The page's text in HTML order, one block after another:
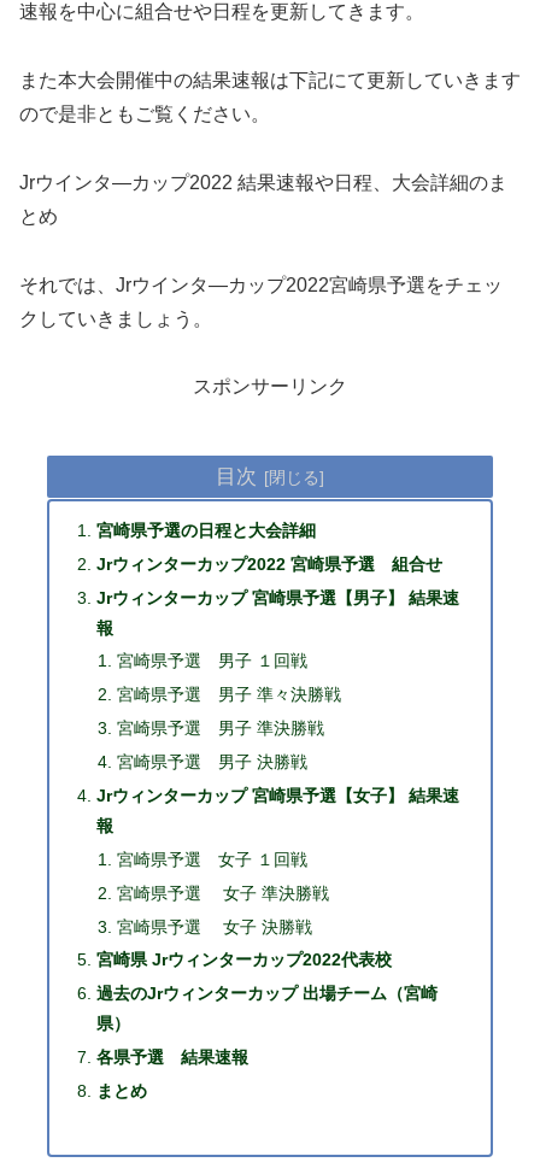
速報を中心に組合せや日程を更新してきます。
また本大会開催中の結果速報は下記にて更新していきます
ので是非ともご覧ください。
Jrウインタ―カップ2022 結果速報や日程、大会詳細のま
とめ
それでは、Jrウインタ―カップ2022宮崎県予選をチェッ
クしていきましょう。
スポンサーリンク
目次
宮崎県予選の日程と大会詳細
Jrウィンターカップ2022 宮崎県予選 組合せ
Jrウィンターカップ 宮崎県予選【男子】 結果速
報
宮崎県予選 男子 １回戦
宮崎県予選 男子 準々決勝戦
宮崎県予選 男子 準決勝戦
宮崎県予選 男子 決勝戦
Jrウィンターカップ 宮崎県予選【女子】 結果速
報
宮崎県予選 女子 １回戦
宮崎県予選 女子 準決勝戦
宮崎県予選 女子 決勝戦
宮崎県 Jrウィンターカップ2022代表校
過去のJrウィンターカップ 出場チーム（宮崎
県）
各県予選 結果速報
まとめ